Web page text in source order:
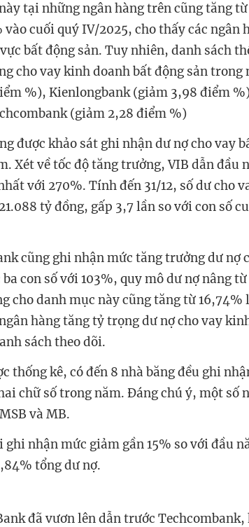
tại những ngân hàng trên cũng tăng từ
cuối quý IV/2025, cho thấy các ngân
bất động sản. Tuy nhiên, danh sách
cho vay kinh doanh bất động sản trong
%), Kienlongbank (giảm 3,98 điểm
(giảm 2,28 điểm %)
được khảo sát ghi nhận dư nợ cho vay
Xét về tốc độ tăng trưởng, VIB dẫn đầu
với 270%. Tính đến 31/12, số dư cho
tỷ đồng, gấp 3,7 lần so với con số
cũng ghi nhận mức tăng trưởng dư nợ
con số với 103%, quy mô dư nợ nâng từ
cho danh mục này cũng tăng từ 16,74%
hàng tăng tỷ trọng dư nợ cho vay
sách theo dõi.
thống kê, có đến 8 nhà băng đều ghi
chữ số trong năm. Đáng chú ý, một số
và MB.
nhận mức giảm gần 15% so với đầu
tổng dư nợ.
đã vươn lên dẫn trước